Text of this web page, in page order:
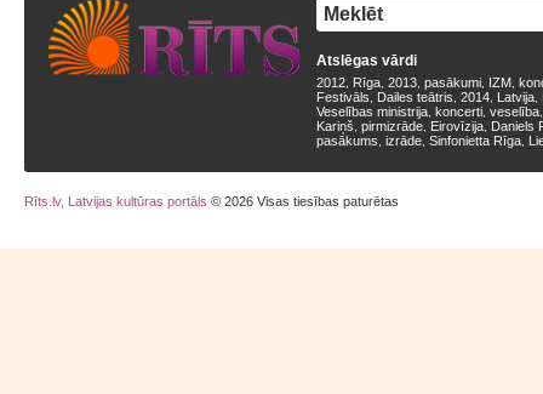
Atslēgas vārdi
2012 Rīga 2013 pasākumi IZM
Festivāls
Dailes teātris 2014 Latvija
Veselības ministrija koncerti veselība
Kariņš pirmizrāde Eirovīzija Daniels
pasākums izrāde Sinfonietta Rīga
Rīts.lv, Latvijas kultūras portāls © 2026 Visas tiesības paturētas